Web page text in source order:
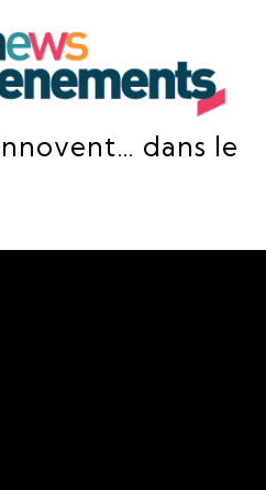
dans le